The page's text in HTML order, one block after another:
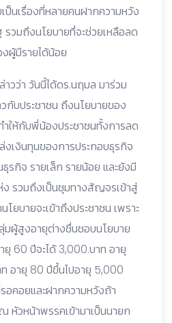
นเรื่องที่หลายคนฝากความหวัง
วมถึงนโยบายทึ่จะช่วยเหลือลด
ผู้มีรายได้น้อย
วว่า วันนี้ได้ดร.นฤมล มาร่วม
กับประชาชน ถึงนโยบายของ
ำให้กับพี่น้องประชาชนทั้งการลด
เงินทุนของการประกอบธุรกิจ
รกิจ รายเล็ก รายน้อย และยังมี
รวมถึงเป็นชุมทางสัญจรเข้าสู่
ยบายจะเข้าถึงประชาชน เพราะ
ผู้สูงอายุต่างชื่นชอบนโยบาย
60 ปีจะได้ 3,000.บาท อายุ
อายุ 80 ปีขึ้นไปอายุ 5,000
อคอยและฝากความหวังถ้า
หัวหน้าพรรคเข้ามาเป็นนายก